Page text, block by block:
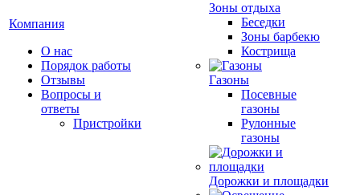
Компания
О нас
Порядок работы
Отзывы
Вопросы и
ответы
Пристройки
Зоны отдыха
Беседки
Зоны барбекю
Кострища
Газоны
Посевные
газоны
Рулонные
газоны
Дорожки и площадки